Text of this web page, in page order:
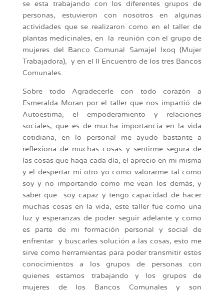
se esta trabajando con los diferentes grupos de
personas, estuvieron con nosotros en algunas
actividades que se realizaron como en el taller de
plantas medicinales, en la reunión con el grupo de
mujeres del Banco Comunal Samajel Ixoq (Mujer
Trabajadora), y en el II Encuentro de los tres Bancos
Comunales.
Sobre todo Agradecerle con todo corazón a
Esmeralda Moran por el taller que nos impartió de
Autoestima, el empoderamiento y relaciones
sociales, que es de mucha importancia en la vida
cotidiana, en lo personal me ayudo bastante a
reflexiona de muchas cosas y sentirme segura de
las cosas que haga cada día, el aprecio en mi misma
y el despertar mi otro yo como valorarme tal como
soy y no importando como me vean los demás, y
saber que soy capaz y tengo capacidad de hacer
muchas cosas en la vida, este taller fue como una
luz y esperanzas de poder seguir adelante y como
es parte de mi formación personal y social de
enfrentar y buscarles solución a las cosas, esto me
sirve como herramientas para poder transmitir estos
conocimientos a los grupos de personas con
quienes estamos trabajando y los grupos de
mujeres de los Bancos Comunales y son